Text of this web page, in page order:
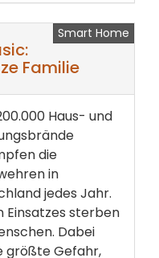
Smart Home
Familie
Haus- und
die
in
jedes Jahr.
Einsatzes sterben
Dabei
größte Gefahr,